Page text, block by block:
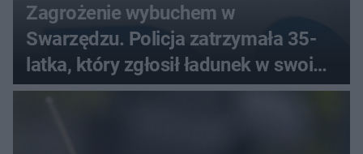
Zagrożenie wybuchem w
Swarzędzu. Policja zatrzymała 35-
latka, który zgłosił ładunek w swoim
aucie